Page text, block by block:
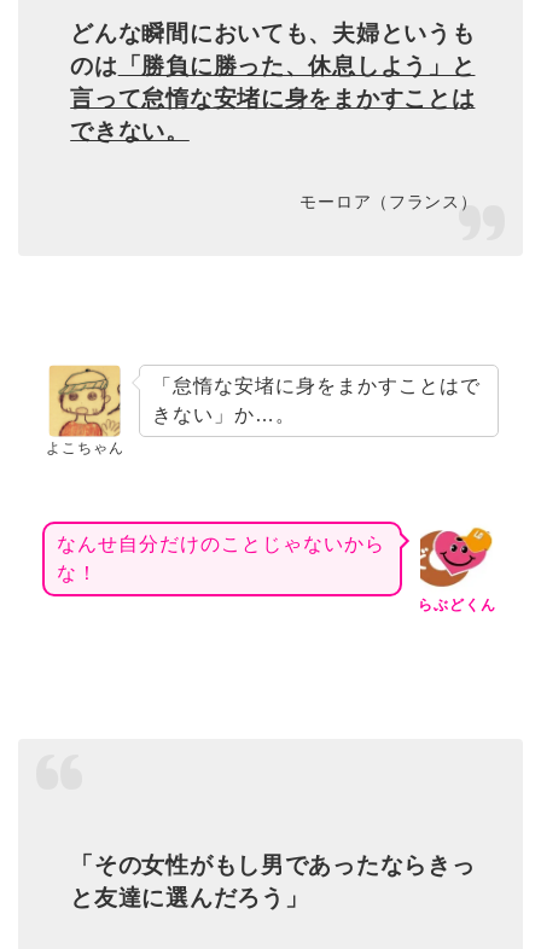
どんな瞬間においても、夫婦というも
のは 「勝負に勝った、休息しよう」と
言って怠惰な安堵に身をまかすことは
できない。
モーロア（フランス）
よこちゃん
「怠惰な安堵に身をまかすことはで
きない」か…。
らぶどくん
なんせ自分だけのことじゃないから
な！
「その女性がもし男であったならきっ
と友達に選んだろう」